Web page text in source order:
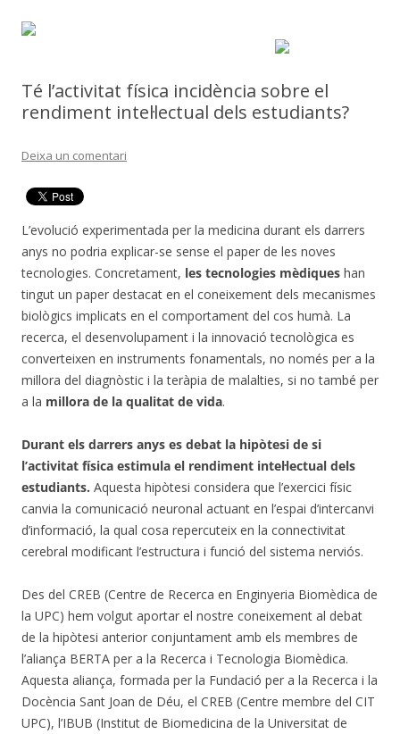
Té l’activitat física incidència sobre el
rendiment intel·lectual dels estudiants?
Deixa un comentari
L’evolució experimentada per la medicina durant els darrers
anys no podria explicar-se sense el paper de les noves
tecnologies. Concretament, les tecnologies mèdiques han
tingut un paper destacat en el coneixement dels mecanismes
biològics implicats en el comportament del cos humà. La
recerca, el desenvolupament i la innovació tecnològica es
converteixen en instruments fonamentals, no només per a la
millora del diagnòstic i la teràpia de malalties, si no també per
a la millora de la qualitat de vida.
Durant els darrers anys es debat la hipòtesi de si
l’activitat física estimula el rendiment intel·lectual dels
estudiants. Aquesta hipòtesi considera que l’exercici físic
canvia la comunicació neuronal actuant en l’espai d’intercanvi
d’informació, la qual cosa repercuteix en la connectivitat
cerebral modificant l’estructura i funció del sistema nerviós.
Des del CREB (Centre de Recerca en Enginyeria Biomèdica de
la UPC) hem volgut aportar el nostre coneixement al debat
de la hipòtesi anterior conjuntament amb els membres de
l’aliança BERTA per a la Recerca i Tecnologia Biomèdica.
Aquesta aliança, formada per la Fundació per a la Recerca i la
Docència Sant Joan de Déu, el CREB (Centre membre del CIT
UPC), l’IBUB (Institut de Biomedicina de la Universitat de